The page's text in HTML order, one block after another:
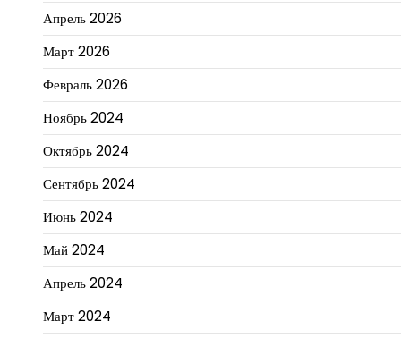
Апрель 2026
Март 2026
Февраль 2026
Ноябрь 2024
Октябрь 2024
Сентябрь 2024
Июнь 2024
Май 2024
Апрель 2024
Март 2024